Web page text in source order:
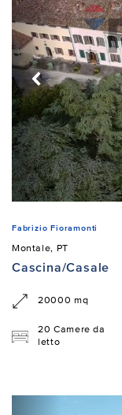
Fabrizio Fioramonti
Montale, PT
Cascina/Casale
20000 mq
20 Camere da
letto